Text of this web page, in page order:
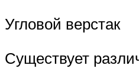
Угловой верстак
Существует